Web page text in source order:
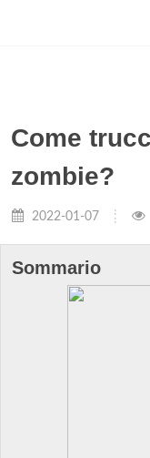
Come
zombie?
2022-01-07
Sommario